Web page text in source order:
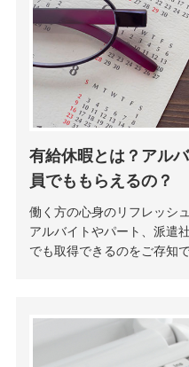
有給休暇とは？アル
員でももらえるの？
働く方の心身のリフレッシ
アルバイトやパート、派遣
でも取得できるのをご存知